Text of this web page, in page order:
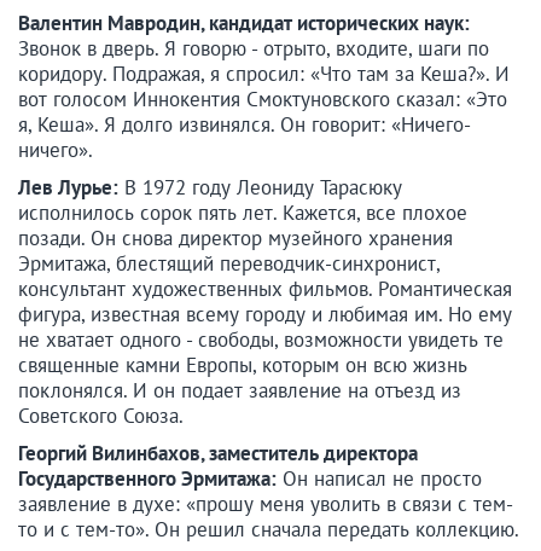
Валентин Мавродин, кандидат исторических наук:
Звонок в дверь. Я говорю - отрыто, входите, шаги по
коридору. Подражая, я спросил: «Что там за Кеша?». И
вот голосом Иннокентия Смоктуновского сказал: «Это
я, Кеша». Я долго извинялся. Он говорит: «Ничего-
ничего».
Лев Лурье: В 1972 году Леониду Тарасюку
исполнилось сорок пять лет. Кажется, все плохое
позади. Он снова директор музейного хранения
Эрмитажа, блестящий переводчик-синхронист,
консультант художественных фильмов. Романтическая
фигура, известная всему городу и любимая им. Но ему
не хватает одного - свободы, возможности увидеть те
священные камни Европы, которым он всю жизнь
поклонялся. И он подает заявление на отъезд из
Советского Союза.
Георгий Вилинбахов, заместитель директора
Государственного Эрмитажа: Он написал не просто
заявление в духе: «прошу меня уволить в связи с тем-
то и с тем-то». Он решил сначала передать коллекцию.